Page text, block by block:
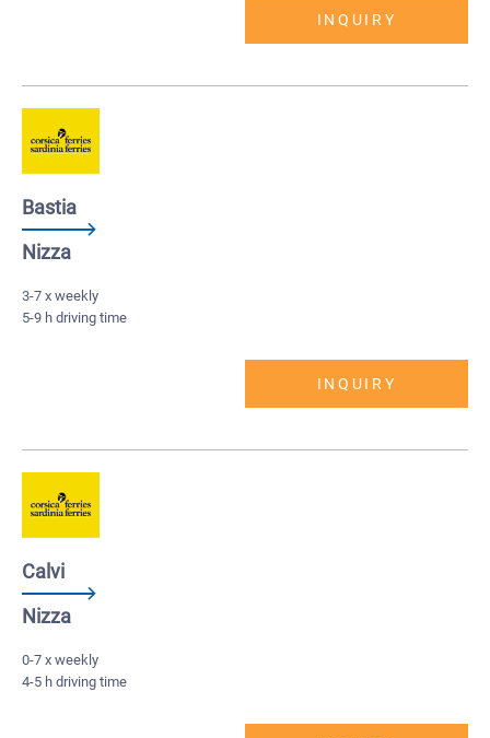
INQUIRY
Bastia
Nizza
3-7 x weekly
5-9 h driving time
INQUIRY
Calvi
Nizza
0-7 x weekly
4-5 h driving time